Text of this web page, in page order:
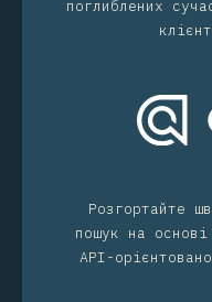
поглиблених
Розгортайте
пошук на
API-